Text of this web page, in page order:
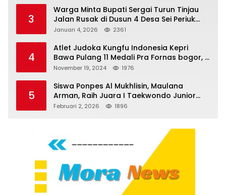
Tanjungpinang
3
Warga Minta Bupati Sergai Turun Tinjau
Jalan Rusak di Dusun 4 Desa Sei Periuk
Serdang Bedagai
Januari 4, 2026 2361
4
Atlet Judoka Kungfu Indonesia Kepri
Bawa Pulang 11 Medali Pra Fornas bogor, 3
Emas dan 8 Perunggu.
November 19, 2024 1976
5
Siswa Ponpes Al Mukhlisin, Maulana
Arman, Raih Juara I Taekwondo Junior
Putra di Riau National Championship 2026
Februari 2, 2026 1896